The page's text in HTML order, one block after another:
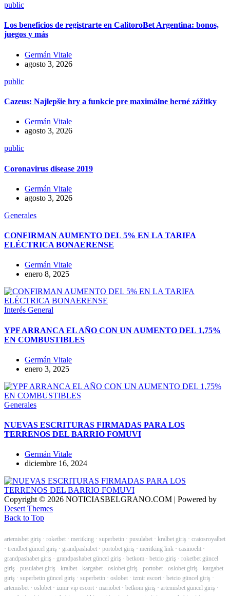
public
Los beneficios de registrarte en CalitoroBet Argentina: bonos,
juegos y más
Germán Vitale
agosto 3, 2026
public
Cazeus: Najlepšie hry a funkcie pre maximálne herné zážitky
Germán Vitale
agosto 3, 2026
public
Coronavirus disease 2019
Germán Vitale
agosto 3, 2026
Generales
CONFIRMAN AUMENTO DEL 5% EN LA TARIFA
ELÉCTRICA BONAERENSE
Germán Vitale
enero 8, 2025
Interés General
YPF ARRANCA EL AÑO CON UN AUMENTO DEL 1,75%
EN COMBUSTIBLES
Germán Vitale
enero 3, 2025
Generales
NUEVAS ESCRITURAS FIRMADAS PARA LOS
TERRENOS DEL BARRIO FOMUVI
Germán Vitale
diciembre 16, 2024
Copyright © 2026 NOTICIASBELGRANO.COM | Powered by
Desert Themes
Back to Top
artemisbet giriş · roketbet · meritking · superbetin · pusulabet · kralbet giriş · cratosroyalbet
· trendbet güncel giriş · grandpashabet · portobet giriş · meritking link · casinoelit ·
grandpashabet giriş · grandpashabet güncel giriş · betkom · betcio giriş · roketbet güncel
giriş · pusulabet giriş · kralbet · kargabet · oslobet giriş · portobet · oslobet giriş · kargabet
giriş · superbetin güncel giriş · superbetin · oslobet · izmir escort · betcio güncel giriş ·
artemisbet · oslobet · izmir vip escort · mariobet · betkom giriş · artemisbet güncel giriş ·